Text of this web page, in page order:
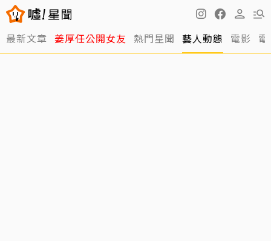
最新文章 姜厚任公開女友 熱門星聞 藝人動態 電影